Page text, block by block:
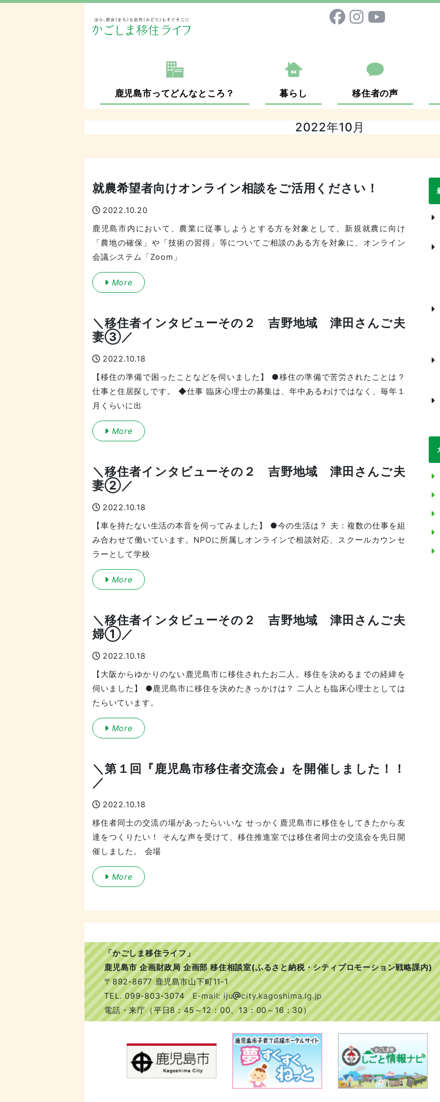
鹿児島市ってどんなところ？ 暮らし 移住者の声
2022年10月
就農希望者向けオンライン相談をご活用ください！
2022.10.20
鹿児島市内において、農業に従事しようとする方を対象として、新規就農に向け
「農地の確保」や「技術の習得」等についてご相談のある方を対象に、オンライン
会議システム「Zoom」
More
＼移住者インタビューその２ 吉野地域 津田さんご夫
妻③／
2022.10.18
【移住の準備で困ったことなどを伺いました】 ●移住の準備で苦労されたことは？
仕事と住居探しです。 ◆仕事 臨床心理士の募集は、年中あるわけではなく、毎年１
月くらいに出
More
＼移住者インタビューその２ 吉野地域 津田さんご夫
妻②／
2022.10.18
【車を持たない生活の本音を伺ってみました】 ●今の生活は？ 夫：複数の仕事を組
み合わせて働いています。NPOに所属しオンラインで相談対応、スクールカウンセ
ラーとして学校
More
＼移住者インタビューその２ 吉野地域 津田さんご夫
婦①／
2022.10.18
【大阪からゆかりのない鹿児島市に移住されたお二人。移住を決めるまでの経緯を
伺いました】 ●鹿児島市に移住を決めたきっかけは？ 二人とも臨床心理士としては
たらいています。
More
＼第１回『鹿児島市移住者交流会』を開催しました！！
／
2022.10.18
移住者同士の交流の場があったらいいな せっかく鹿児島市に移住をしてきたから友
達をつくりたい！ そんな声を受けて、移住推進室では移住者同士の交流会を先日開
催しました。 会場
More
「かごしま移住ライフ」
鹿児島市 企画財政局 企画部 移住相談室(ふるさと納税・シティプロモーション戦略課内)
〒892-8677 鹿児島市山下町11-1
TEL.099-803-3074 E-mail: iju
city.kagoshima.lg.jp
電話・来庁（平日8：45～12：00、13：00～16：30）